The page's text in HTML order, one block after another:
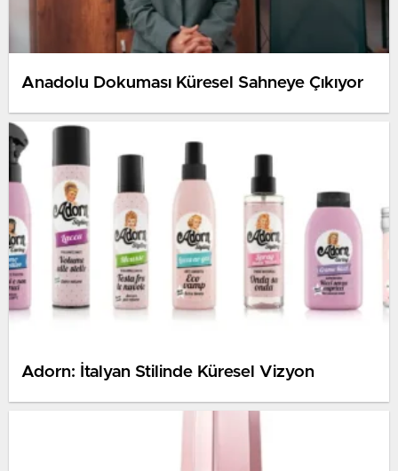
Anadolu Dokuması Küresel Sahneye Çıkıyor
Adorn: İtalyan Stilinde Küresel Vizyon